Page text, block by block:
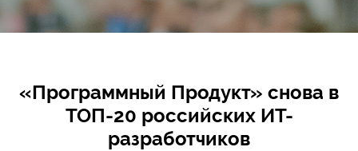
«Программный Продукт» снова в
ТОП-20 российских ИТ-
разработчиков